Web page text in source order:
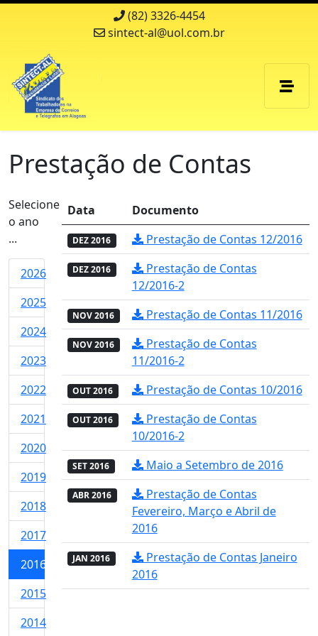
(82) 3326-4454
sintect-al@uol.com.br
Prestação de Contas
Selecione
o ano
...
2026
2025
2024
2023
2022
2021
2020
2019
2018
2017
2016
2015
2014
Data Documento
DEZ 2016 Prestação de Contas 12/2016
DEZ 2016
Prestação de Contas
12/2016-2
NOV 2016 Prestação de Contas 11/2016
NOV 2016
Prestação de Contas
11/2016-2
OUT 2016 Prestação de Contas 10/2016
OUT 2016
Prestação de Contas
10/2016-2
SET 2016 Maio a Setembro de 2016
ABR 2016
Prestação de Contas
Fevereiro, Março e Abril de
2016
JAN 2016
Prestação de Contas Janeiro
2016